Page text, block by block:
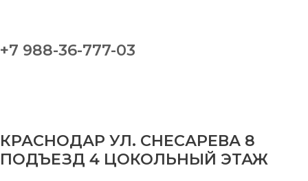
+7 988-36-777-03
КРАСНОДАР УЛ. СНЕСАРЕВА 8
ПОДЪЕЗД 4 ЦОКОЛЬНЫЙ ЭТАЖ